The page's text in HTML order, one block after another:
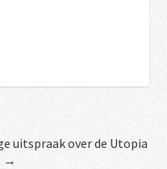
uitspraak over de Utopia
→